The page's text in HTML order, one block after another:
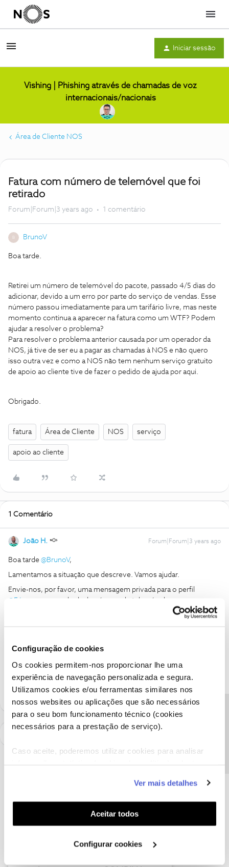
Configuração de cookies
Os cookies permitem-nos proporcionar lhe uma
experiência de navegação personalizada e segura.
Utilizamos cookies e/ou ferramentas similares nos
nossos websites ou aplicações que são necessários
para o seu bom funcionamento técnico (cookies
necessários para a prestação de serviço).
Caso aceite, poderemos utilizar cookies para analisar
funcionalidades (cookies de personalização e
funcionalidade) e adaptar anúncios aos seus interesses
(cookies de publicidade personalizada). Pode gerir a
utilização dos cookies clicando em "Configurar
Ver mais detalhes
Aceitar todos
Configurar cookies
Menu
Iniciar sessão
Vishing | Phishing através de chamadas de voz
internacionais/nacionais
Área de Cliente NOS
Fatura com número de telemóvel que foi
retirado
Forum|Forum|3 years ago 1 comentário
BrunoV
Boa tarde.
Retirei um número de telemóvel do pacote, passado 4/5 dias do
adicionar, devido a um erro por parte do serviço de vendas. Esse
número passou imediatamente para um tarifário livre, mas neste
momento continua a aparecer na fatura como um WTF? Podem
ajudar a resolver o problema?
Para resolver o problema anterior causada por um operador da
NOS, já tive de ser eu a pagar as chamadas à NOS e não quero
isso outra vez e como a NOS não tem nenhum serviço gratuito
de apoio ao cliente tive de fazer o pedido de ajuda por aqui.
Obrigado.
fatura Área de Cliente NOS serviço
apoio ao cliente
1 Comentário
João H. Forum|Forum|3 years ago
Boa tarde @BrunoV,
Lamentamos a situação que descreve. Vamos ajudar.
Envie-nos, por favor, uma mensagem privada para o perfil
@Fórum
acompanhada do número de telemóvel em causa.
Ajude a comunidade a encontrar informação relevante. Marque
Siga os perfis da moderação, através da opção "Seguir", para estar
sempre a par das ultimas novidades.